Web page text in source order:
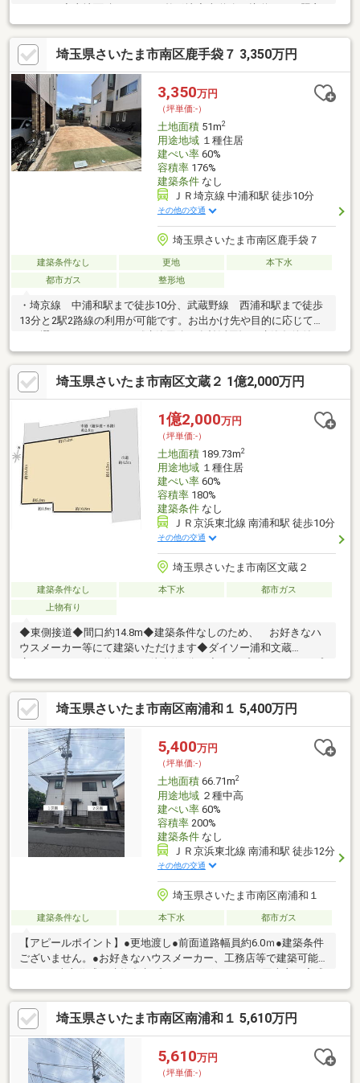
好（南側：6.0ｍ）◆東側は通路（幅員約3.8m）となっている為、
開放感がございます。◆第1種住居地域に存し、住環境良好（建
ぺい率60%、容積率200%）◆建築条件付き売地ではございませ
ん。お好きなハウスメーカーにて建築が可能です。 詳細は担当
者までお気軽にお問い合わせくださいませ。
埼玉県さいたま市南区鹿手袋７ 3,350万円
3,350万円
（坪単価:-）
土地面積51m2
用途地域１種住居
建ぺい率60%
容積率176%
建築条件なし
ＪＲ埼京線 中浦和駅 徒歩10分
その他の交通
埼玉県さいたま市南区鹿手袋７
建築条件なし 更地
本下水
都市ガス
整形地
・埼京線 中浦和駅まで徒歩10分、武蔵野線 西浦和駅まで徒歩
13分と2駅2路線の利用が可能です。お出かけ先や目的に応じて駅
売地ではないため、お好きなハウスメーカー・工務店での建築が
可能です。間取り、設備、外観、全て自分好みのスタイルで一か
らご検討いただくことが可能です。《道路・方位等》・北側幅員
約4.4ｍ道路に間口5.69ｍ接道しています。・前面道路は通りぬけ
ができないため、車の交通量が少ないのが特徴です。・分譲地内
の整形地となっており、開放感があります。
埼玉県さいたま市南区文蔵２ 1億2,000万円
1億2,000万円
（坪単価:-）
土地面積189.73m2
用途地域１種住居
建ぺい率60%
容積率180%
建築条件なし
ＪＲ京浜東北線 南浦和駅 徒歩10分
その他の交通
埼玉県さいたま市南区文蔵２
建築条件なし 本下水
都市ガス
上物有り
◆東側接道◆間口約14.8m◆建築条件なしのため、 お好きなハ
ウスメーカー等にて建築いただけます◆ダイソー浦和文蔵
南浦和店・・約300m（徒歩約4分）◆ココカラファイン南浦和西
口店・・約450m（徒歩約6分）◆さいたま市立文蔵小学
校・・・・・約950m（徒歩約12分）◆さいたま市立岸中学
校・・・・・・約1200m（徒歩約15分）◆野村の仲介プラス【購
入サポート】対象物件◆住宅ローン事前審査・支払いシミュレー
ション：無料実施
埼玉県さいたま市南区南浦和１ 5,400万円
5,400万円
（坪単価:-）
土地面積66.71m2
用途地域２種中高
建ぺい率60%
容積率200%
建築条件なし
ＪＲ京浜東北線 南浦和駅 徒歩12分
その他の交通
埼玉県さいたま市南区南浦和１
建築条件なし 本下水 都市ガス
【アピールポイント】●更地渡し●前面道路幅員約6.0ｍ●建築条件
ございません。●お好きなハウスメーカー、工務店等で建築可能
です。●売主作成の建物参考プランもございます。●同売主の完成
物件のご案内可能です。●住宅ローン等の資金計画についてのご
相談も承ります。【周辺環境】●セブンイレブン南浦和1丁目店ま
で徒歩5分●スーパーみらべる南浦和店まで徒歩10分●さいたま市
立大谷場小学校まで徒歩6分
埼玉県さいたま市南区南浦和１ 5,610万円
5,610万円
（坪単価:-）